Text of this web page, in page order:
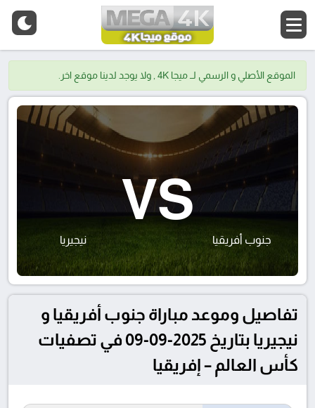
الموقع الأصلي و الرسمي لــ ميجا 4K , ولا يوجد لدينا موقع اخر.
جنوب أفريقيا
VS
نيجيريا
تفاصيل وموعد مباراة جنوب أفريقيا و
نيجيريا بتاريخ 2025-09-09 في تصفيات
كأس العالم – إفريقيا